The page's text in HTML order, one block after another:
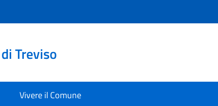
Treviso
Vivere il Comune